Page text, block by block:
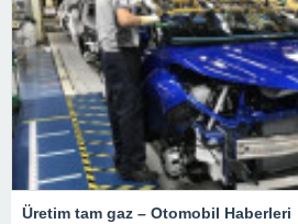
Üretim tam gaz – Otomobil Haberleri